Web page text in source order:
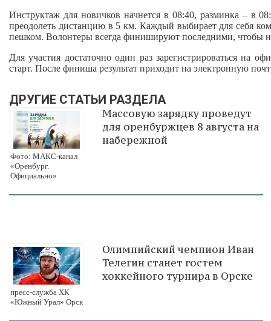
Инструктаж для новичков начнется в 08:40, разминка – в
преодолеть дистанцию в 5 км. Каждый выбирает для себя
пешком. Волонтеры всегда финишируют последними, чтобы
Для участия достаточно один раз зарегистрироваться на
старт. После финиша результат приходит на электронную
ДРУГИЕ СТАТЬИ РАЗДЕЛА
Фото: МАКС-канал
«Оренбург.
Официально»
Массовую зарядку проведут
для оренбуржцев 8 августа на
набережной
пресс-служба ХК
«Южный Урал» Орск
Олимпийский чемпион Иван
Телегин станет гостем
хоккейного турнира в Орске